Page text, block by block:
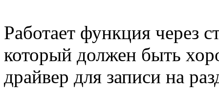
Работает функция через
который должен быть
драйвер для записи на